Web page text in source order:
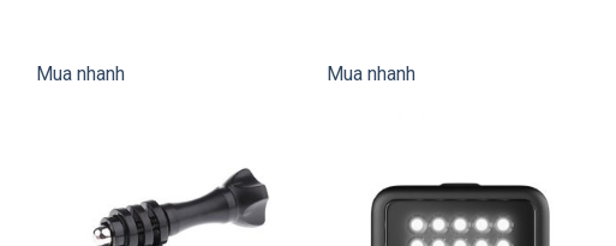
Mua nhanh
hiện
Mua nhanh